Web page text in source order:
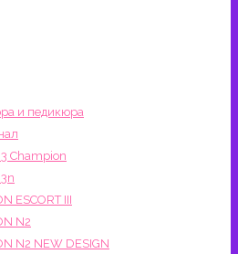
и педикюра
Champion
ESCORT III
N2
N2 NEW DESIGN